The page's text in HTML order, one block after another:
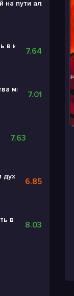
пути алхимии
в ином мире 2
7.64
миров 37.01
7.63
6.85
в ад, Ирума! 4
8.03